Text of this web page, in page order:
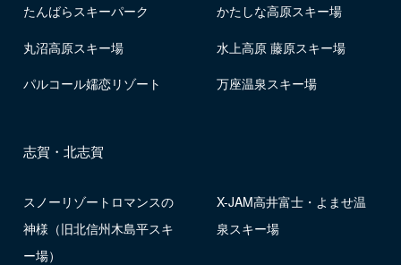
たんばらスキーパーク かたしな高原スキー場
丸沼高原スキー場 水上高原 藤原スキー場
パルコール嬬恋リゾート 万座温泉スキー場
志賀・北志賀
スノーリゾートロマンスの
神様（旧北信州木島平スキ
ー場）
X-JAM高井富士・よませ温
泉スキー場